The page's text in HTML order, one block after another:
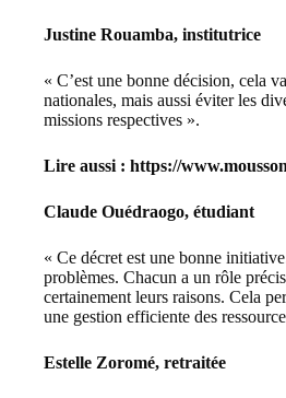
Justine Rouamba, institutrice
« C’est une bonne décision, cela
nationales, mais aussi éviter les
missions respectives ».
Lire aussi : https://
Claude Ouédraogo, étudiant
« Ce décret est une bonne
problèmes. Chacun a un rôle
certainement leurs raisons. Cela
une gestion efficiente des
Estelle Zoromé, retraitée